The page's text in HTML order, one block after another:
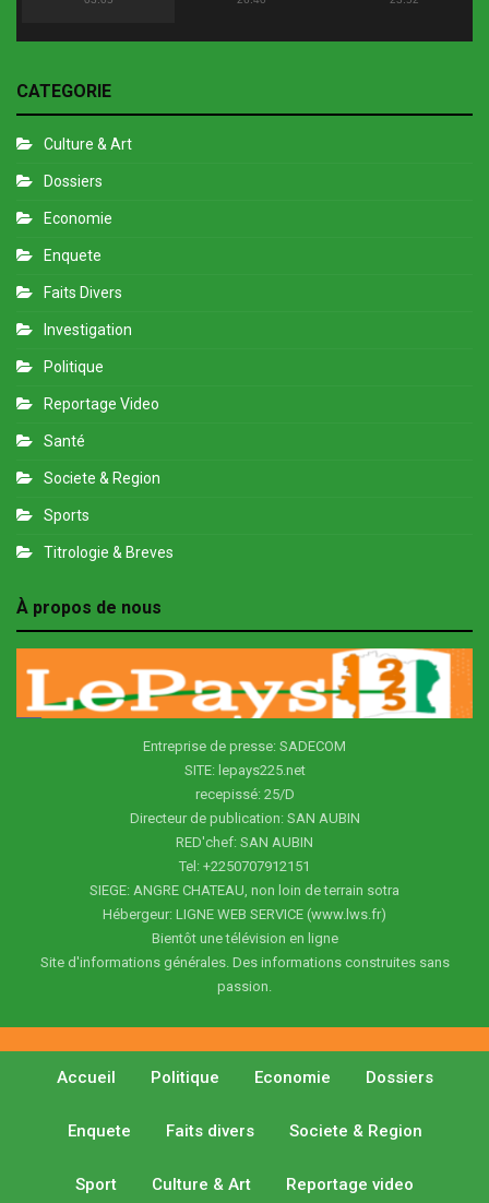
CATEGORIE
Culture & Art
Dossiers
Economie
Enquete
Faits Divers
Investigation
Politique
Reportage Video
Santé
Societe & Region
Sports
Titrologie & Breves
À propos de nous
Entreprise de presse: SADECOM
SITE: lepays225.net
recepissé: 25/D
Directeur de publication: SAN AUBIN
RED'chef: SAN AUBIN
Tel: +2250707912151
SIEGE: ANGRE CHATEAU, non loin de terrain sotra
Hébergeur: LIGNE WEB SERVICE (www.lws.fr)
Bientôt une télévision en ligne
Site d'informations générales. Des informations construites sans
passion.
Accueil Politique Economie Dossiers
Enquete Faits divers Societe & Region
Sport Culture & Art Reportage video